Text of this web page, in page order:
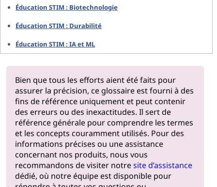
Éducation STIM : Biotechnologie
Éducation STIM : Durabilité
Éducation STIM : IA et ML
Bien que tous les efforts aient été faits pour
assurer la précision, ce glossaire est fourni à des
fins de référence uniquement et peut contenir
des erreurs ou des inexactitudes. Il sert de
référence générale pour comprendre les termes
et les concepts couramment utilisés. Pour des
informations précises ou une assistance
concernant nos produits, nous vous
recommandons de visiter notresite d’assistance
dédié, où notre équipe est disponible pour